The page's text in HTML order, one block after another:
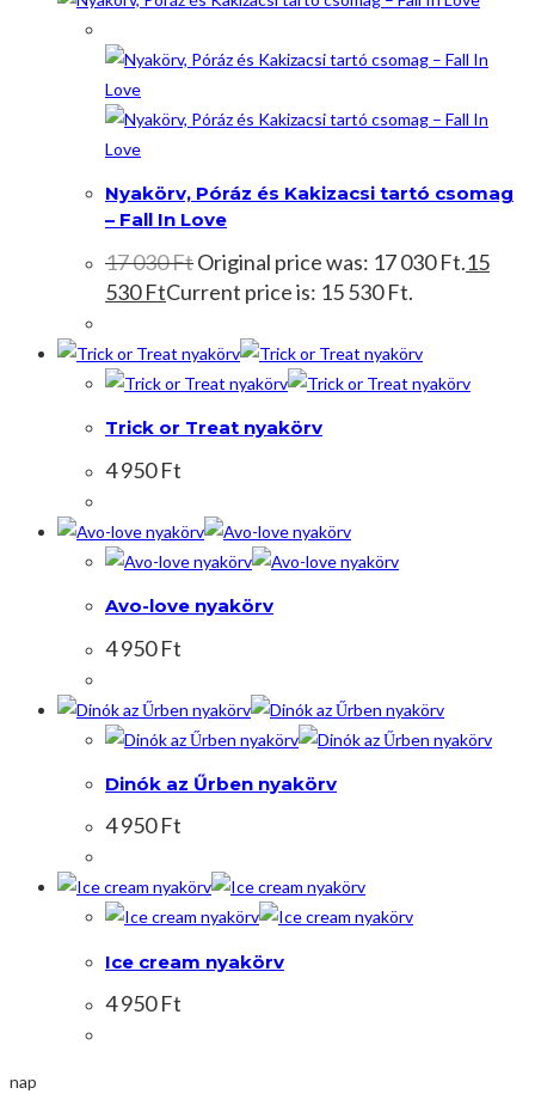
Nyakörv, Póráz és Kakizacsi tartó csomag
– Fall In Love
17 030FtOriginal price was: 17 030 Ft.15
530FtCurrent price is: 15 530 Ft.
Trick or Treat nyakörv
4 950Ft
Avo-love nyakörv
4 950Ft
Dinók az Űrben nyakörv
4 950Ft
Ice cream nyakörv
4 950Ft
nap